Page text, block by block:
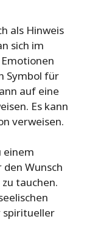
als Hinweis
sich im
Symbol für
auf eine
Es kann
verweisen.
einem
Wunsch
tauchen.
spiritueller